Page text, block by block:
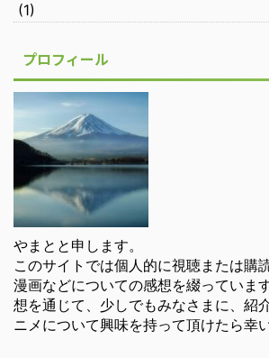
(1)
プロフィール
やまとと申します。
このサイトでは個人的に視聴または購
漫画などについての感想を綴っていま
想を通じて、少しでもみなさまに、紹
ニメについて興味を持って頂けたら幸い